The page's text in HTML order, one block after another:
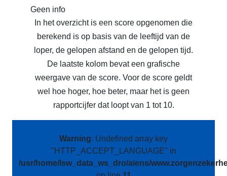
Geen info
In het overzicht is een score opgenomen die
berekend is op basis van de leeftijd van de
loper, de gelopen afstand en de gelopen tijd.
De laatste kolom bevat een grafische
weergave van de score. Voor de score geldt
wel hoe hoger, hoe beter, maar het is geen
rapportcijfer dat loopt van 1 tot 10.
Warning: Undefined array key
"HTTP_ACCEPT_LANGUAGE" in
/usr/home/lsw_data_ws_dro/aiens/